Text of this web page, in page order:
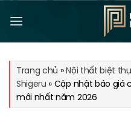
qua
Trang chủ »Nội thất biệt thự
Shigeru »Cập nhật báo giá
mới nhất năm 2026